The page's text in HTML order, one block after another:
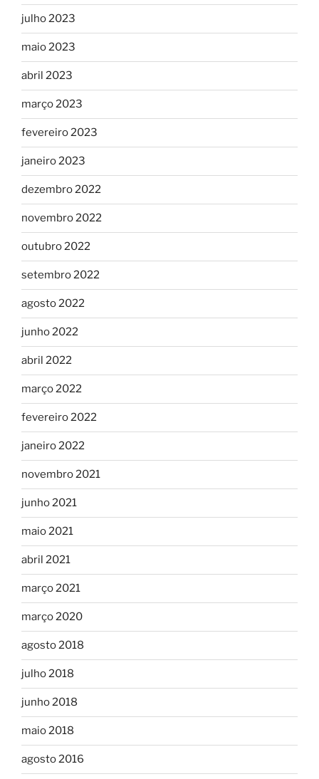
julho 2023
maio 2023
abril 2023
março 2023
fevereiro 2023
janeiro 2023
dezembro 2022
novembro 2022
outubro 2022
setembro 2022
agosto 2022
junho 2022
abril 2022
março 2022
fevereiro 2022
janeiro 2022
novembro 2021
junho 2021
maio 2021
abril 2021
março 2021
março 2020
agosto 2018
julho 2018
junho 2018
maio 2018
agosto 2016